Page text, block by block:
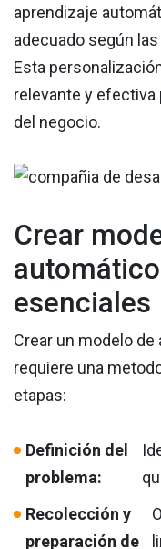
aprendizaje
adecuado según
Esta
relevante y
del negocio.
Crear
esenciales
Crear un modelo
requiere una
etapas:
Definición del
problema:
Recolección y
preparación de